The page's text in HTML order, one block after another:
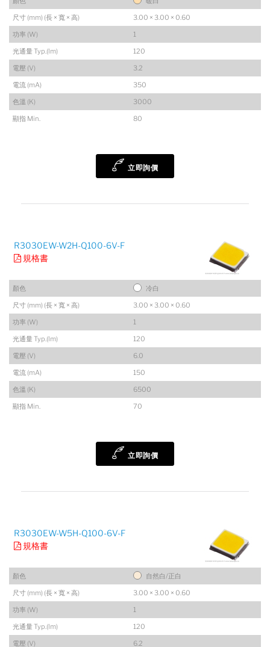
尺寸 (mm) (長 × 寬 × 高)
3.00 × 3.00 × 0.60
功率 (W)
1
光通量 Typ.(lm)
120
電壓 (V)
3.2
電流 (mA)
350
色溫 (K)
3000
顯指 Min.
80
立即詢價
R3030EW-W2H-Q100-6V-F
規格書
顏色
冷白
尺寸 (mm) (長 × 寬 × 高)
3.00 × 3.00 × 0.60
功率 (W)
1
光通量 Typ.(lm)
120
電壓 (V)
6.0
電流 (mA)
150
色溫 (K)
6500
顯指 Min.
70
立即詢價
R3030EW-W5H-Q100-6V-F
規格書
顏色
自然白/正白
尺寸 (mm) (長 × 寬 × 高)
3.00 × 3.00 × 0.60
功率 (W)
1
光通量 Typ.(lm)
120
電壓 (V)
6.2